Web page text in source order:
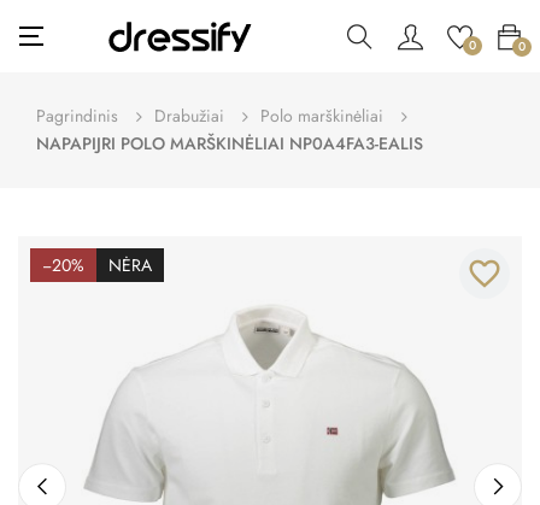
Toggle
navigation
☰ 0 0
Pagrindinis Drabužiai
Polo marškinėliai
NAPAPIJRI POLO MARŠKINĖLIAI NP0A4FA3-EALIS
−20% NĖRA favorite_border